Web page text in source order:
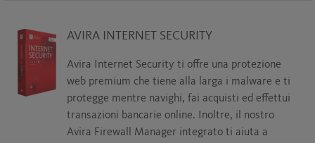
AVIRA INTERNET SECURITY
Avira Internet Security ti offre una protezione
web premium che tiene alla larga i malware e ti
protegge mentre navighi, fai acquisti ed effettui
transazioni bancarie online. Inoltre, il nostro
Avira Firewall Manager integrato ti aiuta a